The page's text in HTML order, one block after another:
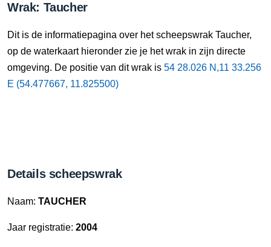
Wrak: Taucher
Dit is de informatiepagina over het scheepswrak Taucher,
op de waterkaart hieronder zie je het wrak in zijn directe
omgeving. De positie van dit wrak is 54 28.026 N,11 33.256
E (54.477667, 11.825500)
Details scheepswrak
Naam: TAUCHER
Jaar registratie: 2004